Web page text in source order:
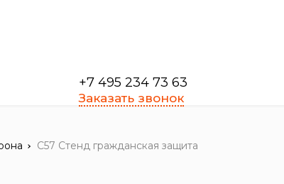
+7 495 234 73 63
Заказать звонок
С57 Стенд гражданская защита